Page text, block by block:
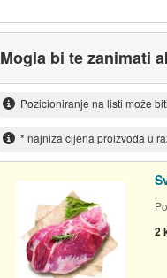
Mogla bi te zanimati
Pozicioniranje na listi može
* najniža cijena proizvoda u
2